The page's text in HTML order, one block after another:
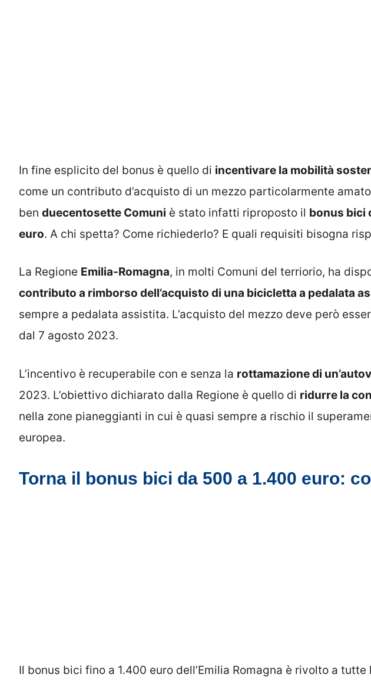
In fine esplicito del bonus è quello di incentivare la mobilità
come un contributo d’acquisto di un mezzo particolarmente
ben duecentosette Comuni è stato infatti riproposto il bonus bici
euro. A chi spetta? Come richiederlo? E quali requisiti bisogna
La Regione Emilia-Romagna, in molti Comuni del terriorio, ha
contributo a rimborso dell’acquisto di una bicicletta a pedalata
sempre a pedalata assistita. L’acquisto del mezzo deve però
dal 7 agosto 2023.
L’incentivo è recuperabile con e senza la rottamazione di
2023. L’obiettivo dichiarato dalla Regione è quello di ridurre la
nella zone pianeggianti in cui è quasi sempre a rischio il
europea.
Torna il bonus bici da 500 a 1.400 euro:
Il bonus bici fino a 1.400 euro dell’Emilia Romagna è rivolto a